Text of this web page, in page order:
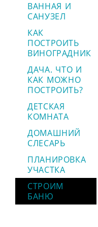
ВАННАЯ И
САНУЗЕЛ
КАК
ПОСТРОИТЬ
ВИНОГРАДНИК
ДАЧА. ЧТО И
КАК МОЖНО
ПОСТРОИТЬ?
ДЕТСКАЯ
КОМНАТА
ДОМАШНИЙ
СЛЕСАРЬ
ПЛАНИРОВКА
УЧАСТКА
СТРОИМ
БАНЮ